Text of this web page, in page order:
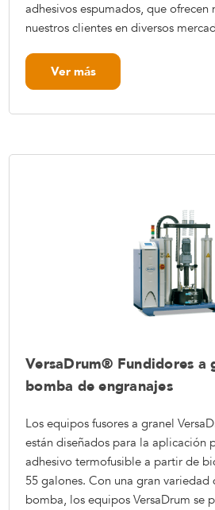
adhesivos espumados, que ofrecen
nuestros clientes en diversos
Ver más
VersaDrum® Fundidores a
bomba de engranajes
Los equipos fusores a granel
están diseñados para la aplicación
adhesivo termofusible a partir de
55 galones. Con una gran
bomba, los equipos VersaDrum se